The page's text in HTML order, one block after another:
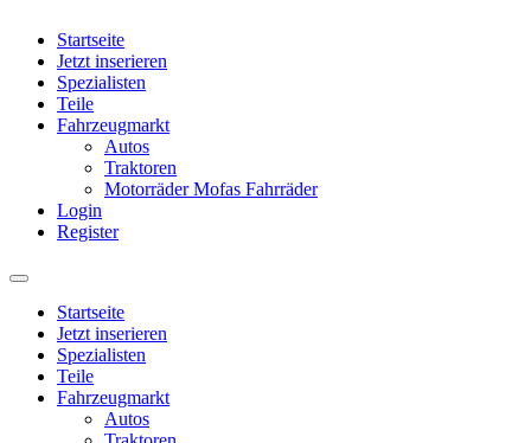
Startseite
Jetzt inserieren
Spezialisten
Teile
Fahrzeugmarkt
Autos
Traktoren
Motorräder Mofas Fahrräder
Login
Register
Startseite
Jetzt inserieren
Spezialisten
Teile
Fahrzeugmarkt
Autos